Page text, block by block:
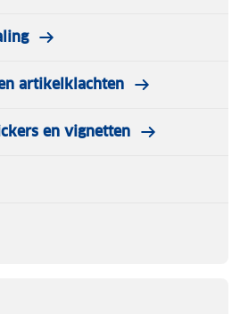
artikelklachten
en vignetten